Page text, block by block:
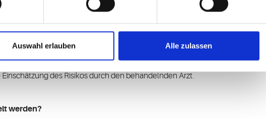
Auswahl erlauben Alle zulassen
hier leider etwas vage. Sicher kann man sagen, dass spätestens beim
bzw. einem positiven HIPA-Test sowie passender Symptomatik die
Situation kann bei eindeutigem Beschwerdebild und Thrombozytopenie im
Bildgebung indiziert sein.
des Risikos durch den behandelnden Arzt.
werden?